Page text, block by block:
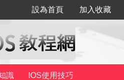
設為首頁 加入收藏
識 IOS使用技巧